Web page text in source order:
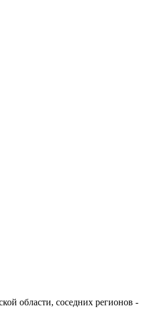
области, соседних регионов -